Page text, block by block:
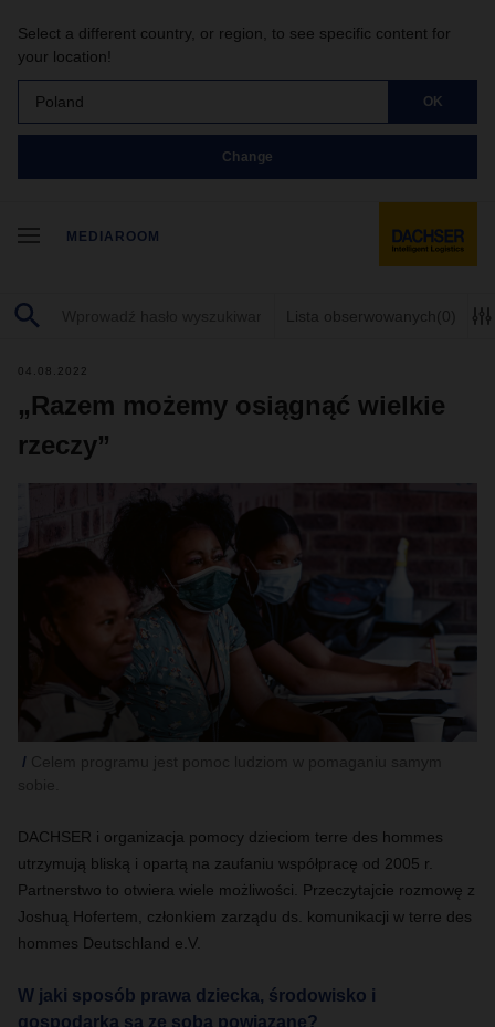
Select a different country, or region, to see specific content for
your location!
Poland OK
Change
MEDIAROOM
Lista obserwowanych (0)
04.08.2022
„Razem możemy osiągnąć wielkie
rzeczy”
DACHSER i organizacja pomocy dzieciom terre des hommes
utrzymują bliską i opartą na zaufaniu współpracę od 2005 r.
Partnerstwo to otwiera wiele możliwości. Przeczytajcie rozmowę z
Joshuą Hofertem, członkiem zarządu ds. komunikacji w terre des
hommes Deutschland e.V.
W jaki sposób prawa dziecka, środowisko i
gospodarka są ze sobą powiązane?